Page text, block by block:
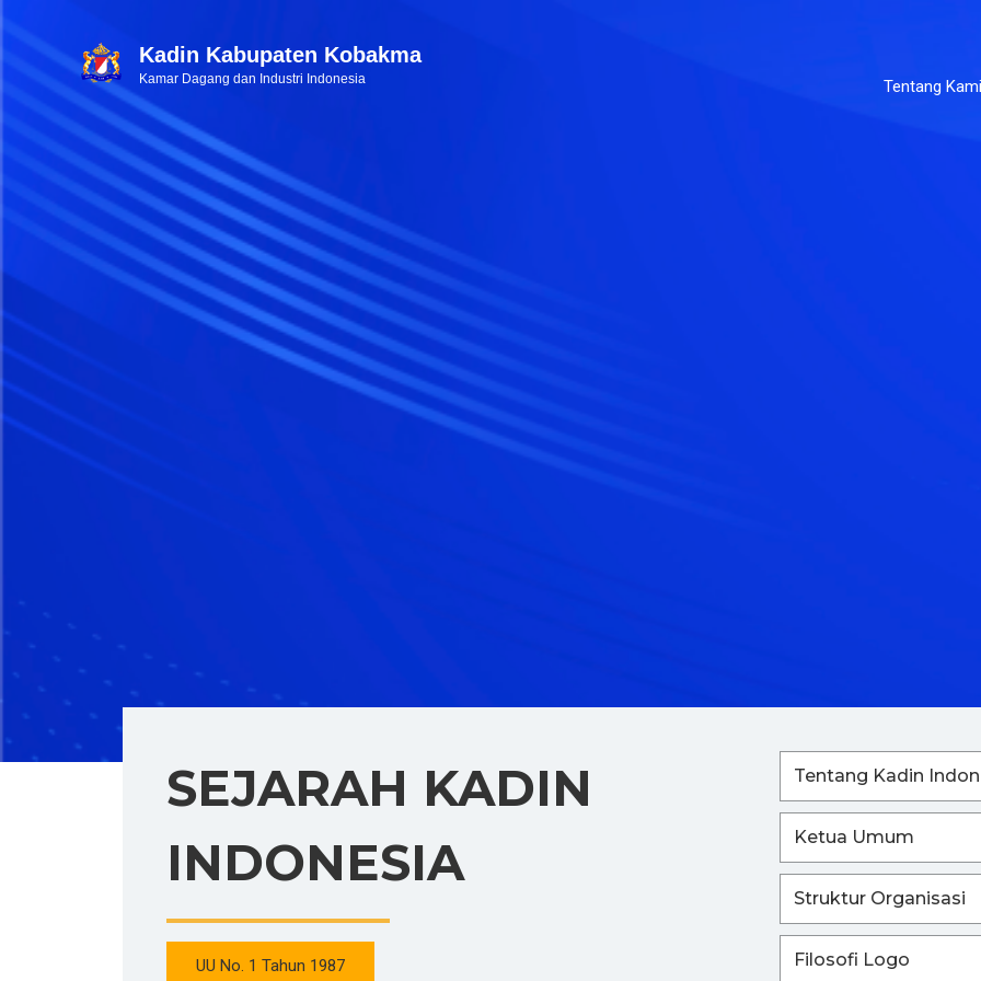
Kadin Kabupaten Kobakma
Kamar Dagang dan Industri Indonesia Tentang Kami
SEJARAH KADIN
INDONESIA
UU No. 1 Tahun 1987
Tentang Kadin
Ketua Umum
Struktur Organisasi
Filosofi Logo